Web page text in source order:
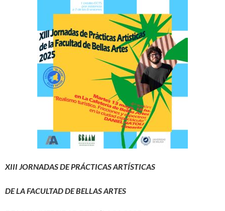
XIII JORNADAS DE PRÁCTICAS ARTÍSTICAS
DE LA FACULTAD DE BELLAS ARTES